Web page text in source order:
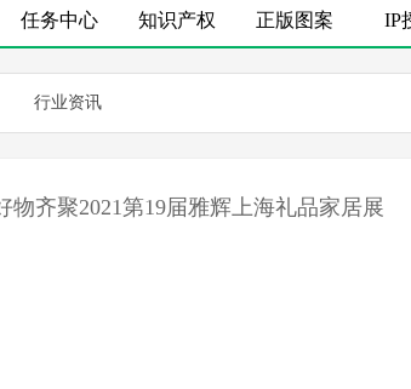
任务中心 知识产权 正版图案 IP
行业资讯
齐聚2021第19届雅辉上海礼品家居展